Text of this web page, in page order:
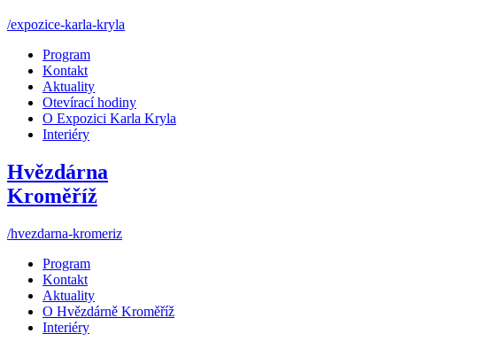
/expozice-karla-kryla
Program
Kontakt
Aktuality
Otevírací hodiny
O Expozici Karla Kryla
Interiéry
Hvězdárna
Kroměříž
/hvezdarna-kromeriz
Program
Kontakt
Aktuality
O Hvězdárně Kroměříž
Interiéry